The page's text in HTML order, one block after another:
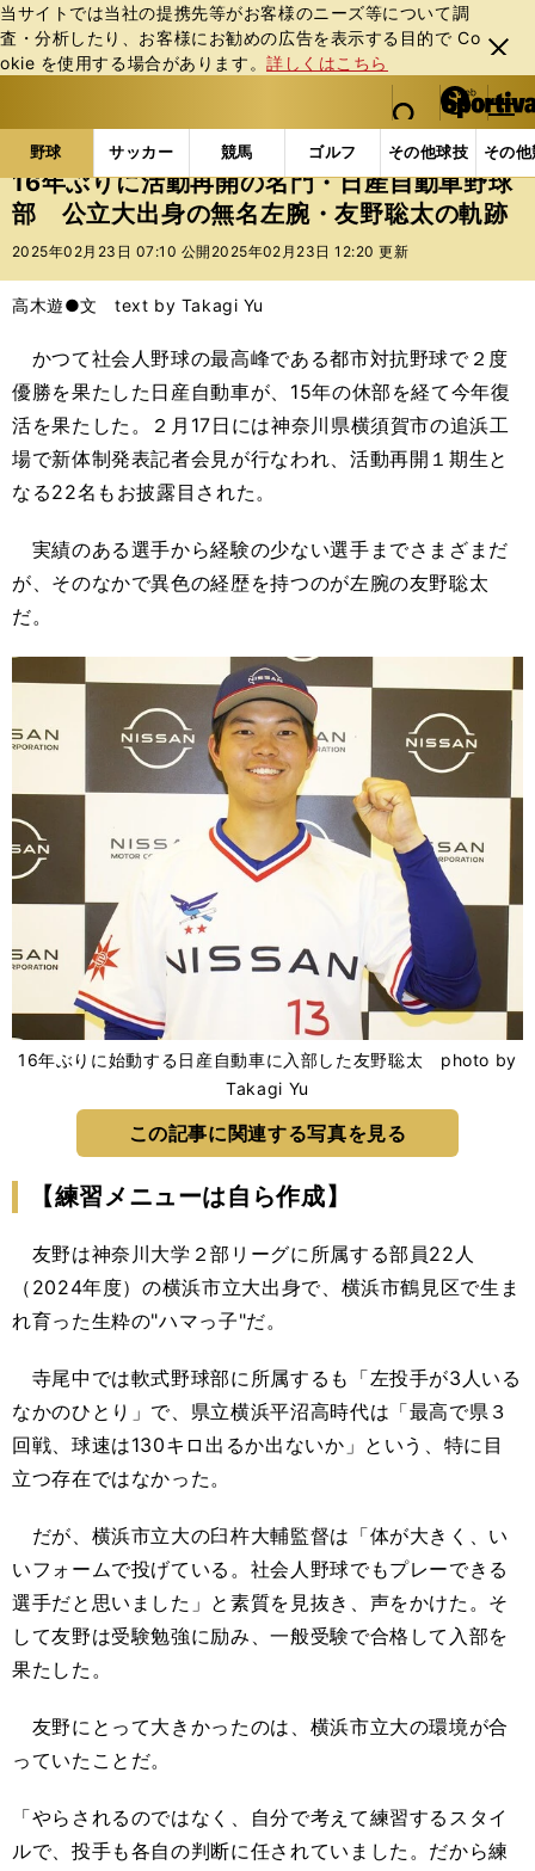
当サイトでは当社の提携先等がお客様のニーズ等について調
査・分析したり、お客様にお勧めの広告を表⽰する⽬的で Co
okie を使⽤する場合があります。詳しくはこちら
閉じ
る
web Sportiva (webスポルティーバ)
検索
マイペ
ー
ジ
メニュ
野球 サッカー 競馬 ゴルフ その他球技 その
b
ス
ポ
ル
バ
野球の記事一覧 高校野球他 16年ぶりに活動再開の
16年ぶりに活動再開の名門・日産自動車野球
部 公立大出身の無名左腕・友野聡太の軌跡
2025年02月23日 07:10 公開 2025年02月23日 12:20 更新
高木遊●文 text by Takagi Yu
かつて社会人野球の最高峰である都市対抗野球で２度
優勝を果たした日産自動車が、15年の休部を経て今年復
活を果たした。２月17日には神奈川県横須賀市の追浜工
場で新体制発表記者会見が行なわれ、活動再開１期生と
なる22名もお披露目された。
実績のある選手から経験の少ない選手までさまざまだ
が、そのなかで異色の経歴を持つのが左腕の友野聡太
だ。
16年ぶりに始動する日産自動車に入部した友野聡太 photo by
Takagi Yu
この記事に関連する写真を見る
【練習メニューは自ら作成】
友野は神奈川大学２部リーグに所属する部員22人
（2024年度）の横浜市立大出身で、横浜市鶴見区で生ま
れ育った生粋の"ハマっ子"だ。
寺尾中では軟式野球部に所属するも「左投手が3人いる
なかのひとり」で、県立横浜平沼高時代は「最高で県３
回戦、球速は130キロ出るか出ないか」という、特に目
立つ存在ではなかった。
だが、横浜市立大の臼杵大輔監督は「体が大きく、い
いフォームで投げている。社会人野球でもプレーできる
選手だと思いました」と素質を見抜き、声をかけた。そ
して友野は受験勉強に励み、一般受験で合格して入部を
果たした。
友野にとって大きかったのは、横浜市立大の環境が合
っていたことだ。
「やらされるのではなく、自分で考えて練習するスタイ
ルで、投手も各自の判断に任されていました。だから練